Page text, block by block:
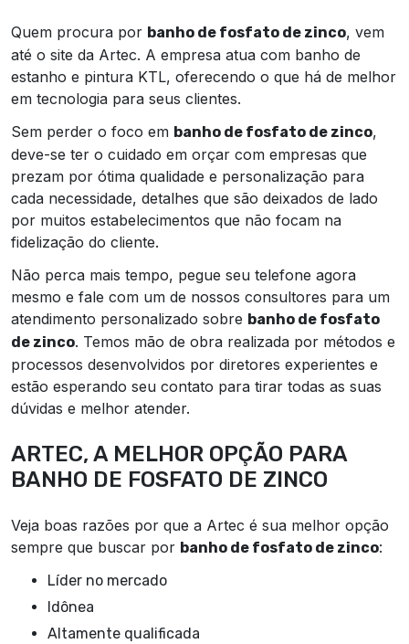
Quem procura por banho de fosfato de zinco, vem
até o site da Artec. A empresa atua com banho de
estanho e pintura KTL, oferecendo o que há de melhor
em tecnologia para seus clientes.
Sem perder o foco em banho de fosfato de zinco,
deve-se ter o cuidado em orçar com empresas que
prezam por ótima qualidade e personalização para
cada necessidade, detalhes que são deixados de lado
por muitos estabelecimentos que não focam na
fidelização do cliente.
Não perca mais tempo, pegue seu telefone agora
mesmo e fale com um de nossos consultores para um
atendimento personalizado sobre banho de fosfato
de zinco. Temos mão de obra realizada por métodos e
processos desenvolvidos por diretores experientes e
estão esperando seu contato para tirar todas as suas
dúvidas e melhor atender.
ARTEC, A MELHOR OPÇÃO PARA
BANHO DE FOSFATO DE ZINCO
Veja boas razões por que a Artec é sua melhor opção
sempre que buscar por banho de fosfato de zinco:
líder no mercado
idônea
altamente qualificada